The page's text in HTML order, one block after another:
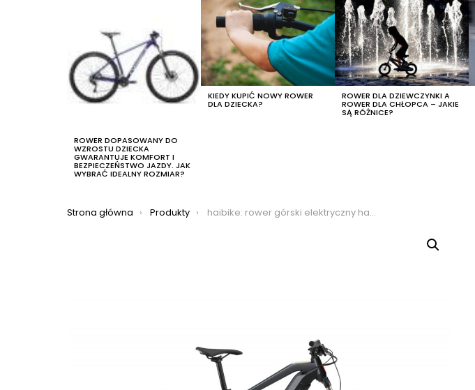
ROWER DOPASOWANY DO
WZROSTU DZIECKA
GWARANTUJE KOMFORT I
BEZPIECZEŃSTWO JAZDY. JAK
WYBRAĆ IDEALNY ROZMIAR?
KIEDY KUPIĆ NOWY ROWER
DLA DZIECKA?
ROWER DLA DZIEWCZYNKI A
ROWER DLA CHŁOPCA – JAKIE
SĄ RÓŻNICE?
Jesteś tutaj:
Strona główna Produkty haibike: rower górski elektryczny haibike fullnine 4 2021, kolor szary-pomarańczowy, rozmiar l